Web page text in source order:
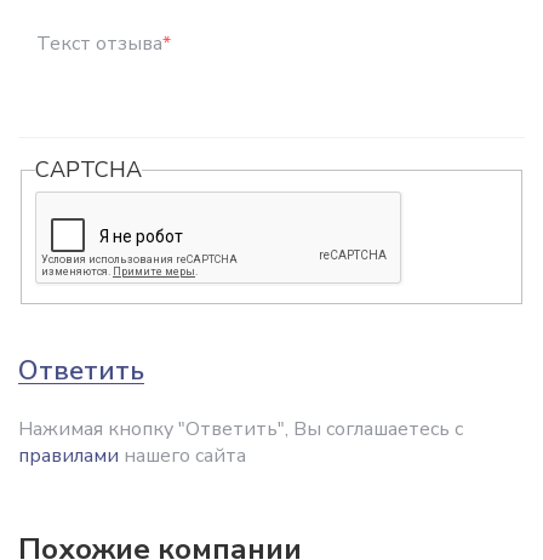
Текст отзыва*
CAPTCHA
Ответить
Нажимая кнопку "Ответить", Вы соглашаетесь с
правилами нашего сайта
Похожие компании